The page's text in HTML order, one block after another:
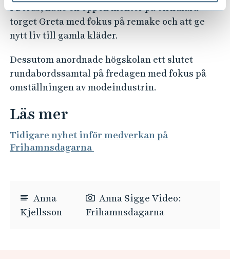
i Borås, hade en öppen monter på cirkulära
torget Greta med fokus på remake och att ge
nytt liv till gamla kläder.
Dessutom anordnade högskolan ett slutet
rundabordssamtal på fredagen med fokus på
omställningen av modeindustrin.
Läs mer
Tidigare nyhet inför medverkan på
Frihamnsdagarna
Anna
Kjellsson
Anna Sigge Video:
Frihamnsdagarna